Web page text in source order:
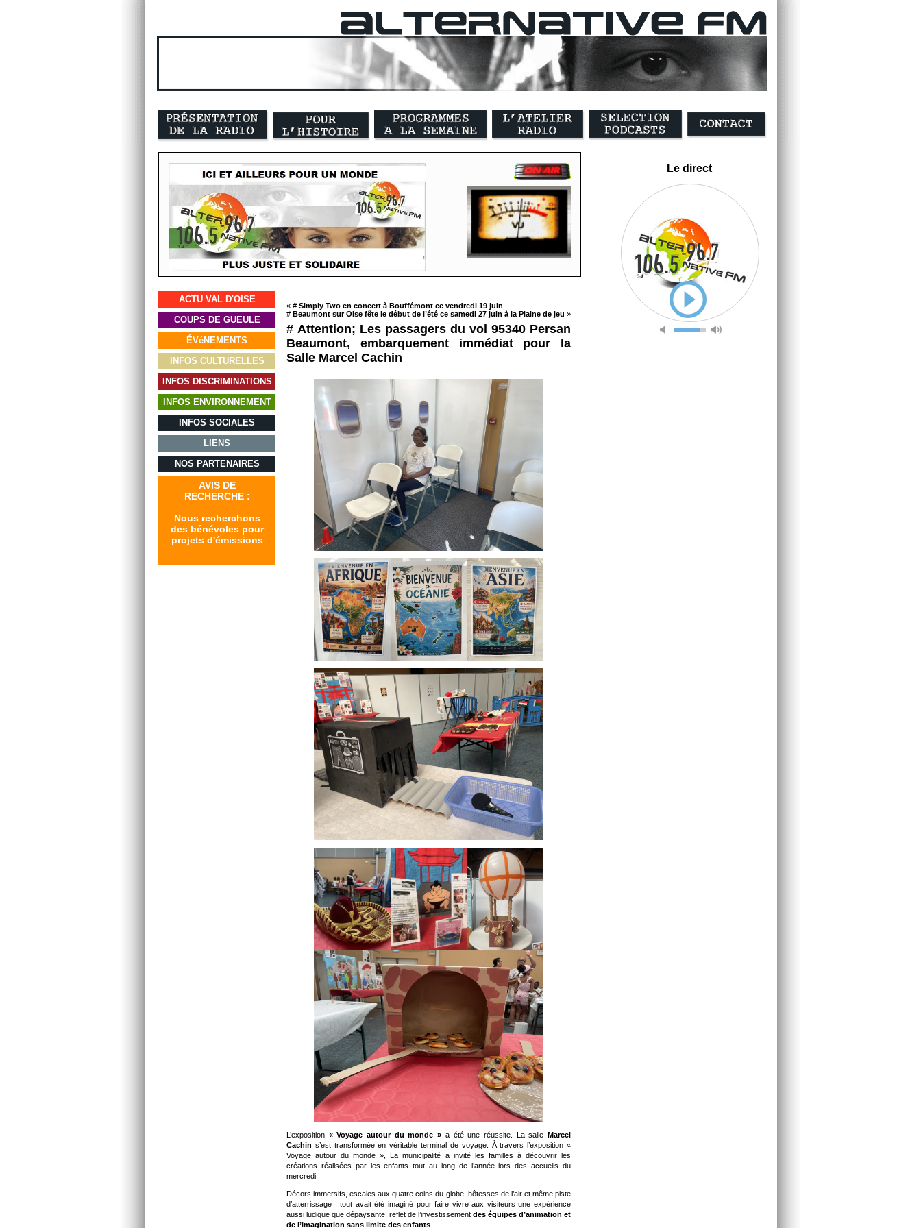
Le direct
ACTU VAL D'OISE
COUPS DE GUEULE
ÉVéNEMENTS
INFOS CULTURELLES
INFOS DISCRIMINATIONS
INFOS ENVIRONNEMENT
INFOS SOCIALES
LIENS
NOS PARTENAIRES
AVIS DE
RECHERCHE :
Nous recherchons
des bénévoles pour
projets d'émissions
« # Simply Two en concert à Bouffémont ce vendredi 19 juin
# Beaumont sur Oise fête le début de l’été ce samedi 27 juin à la Plaine de jeu »
# Attention; Les passagers du vol 95340 Persan
Beaumont, embarquement immédiat pour la
Salle Marcel Cachin
L’exposition « Voyage autour du monde » a été une réussite. La salleMarcel
Cachin s’est transformée en véritable terminal de voyage. À travers l’exposition «
Voyage autour du monde », La municipalité a invité les familles à découvrir les
créations réalisées par les enfants tout au long de l’année lors des accueils du
mercredi.
Décors immersifs, escales aux quatre coins du globe, hôtesses de l’air et même piste
d’atterrissage : tout avait été imaginé pour faire vivre aux visiteurs une expérience
aussi ludique que dépaysante, reflet de l’investissement des équipes d’animation et
de l’imagination sans limite des enfants